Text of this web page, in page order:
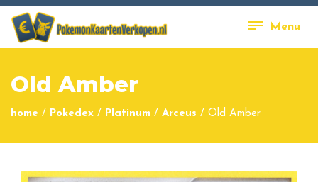
Menu
Old Amber
home / Pokedex / Platinum / Arceus / Old Amber